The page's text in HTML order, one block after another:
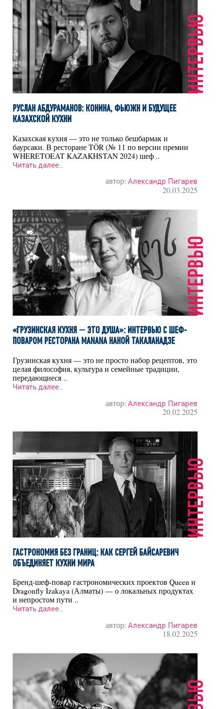
РУСЛАН АБДУРАМАНОВ: КОНИНА, ФЬЮЖН И БУДУЩЕЕ
КАЗАХСКОЙ КУХНИ
Казахская кухня — это не только бешбармак и
баурсаки. В ресторане TÖR (№ 11 по версии премии
WHERETOEAT KAZAKHSTAN 2024) шеф ..
Читать далее..
автор: Александр Пигарев
20.03.2025
ИНТЕРВЬЮ
«ГРУЗИНСКАЯ КУХНЯ — ЭТО ДУША»: ИНТЕРВЬЮ С ШЕФ-
ПОВАРОМ РЕСТОРАНА MANANA НАНОЙ ТАКАЛАНАДЗЕ
Грузинская кухня — это не просто набор рецептов, это
целая философия, культура и семейные традиции,
передающиеся ..
Читать далее..
автор: Александр Пигарев
20.02.2025
ИНТЕРВЬЮ
ГАСТРОНОМИЯ БЕЗ ГРАНИЦ: КАК СЕРГЕЙ БАЙСАРЕВИЧ
ОБЪЕДИНЯЕТ КУХНИ МИРА
Бренд-шеф-повар гастрономических проектов Queen и
Dragonfly Izakaya (Алматы) — о локальных продуктах
и непростом пути ..
Читать далее..
автор: Александр Пигарев
18.02.2025
ИНТЕРВЬЮ